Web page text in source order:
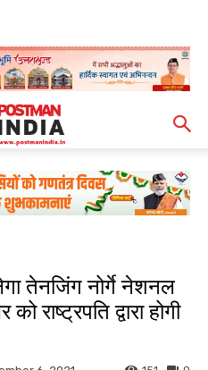
तेनजिंग नोर्गे नेशनल
राष्ट्रपति द्वारा होगी